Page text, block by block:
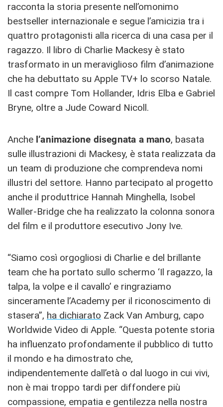
racconta la storia presente nell’omonimo
bestseller internazionale e segue l’amicizia tra i
quattro protagonisti alla ricerca di una casa per il
ragazzo. Il libro di Charlie Mackesy è stato
trasformato in un meraviglioso film d’animazione
che ha debuttato su Apple TV+ lo scorso Natale.
Il cast compre Tom Hollander, Idris Elba e Gabriel
Bryne, oltre a Jude Coward Nicoll.
Anche l’animazione disegnata a mano, basata
sulle illustrazioni di Mackesy, è stata realizzata da
un team di produzione che comprendeva nomi
illustri del settore. Hanno partecipato al progetto
anche il produttrice Hannah Minghella, Isobel
Waller-Bridge che ha realizzato la colonna sonora
del film e il produttore esecutivo Jony Ive.
“Siamo così orgogliosi di Charlie e del brillante
team che ha portato sullo schermo ‘Il ragazzo, la
talpa, la volpe e il cavallo’ e ringraziamo
sinceramente l’Academy per il riconoscimento di
stasera”, ha dichiarato Zack Van Amburg, capo
Worldwide Video di Apple. “Questa potente storia
ha influenzato profondamente il pubblico di tutto
il mondo e ha dimostrato che,
indipendentemente dall’età o dal luogo in cui vivi,
non è mai troppo tardi per diffondere più
compassione, empatia e gentilezza nella nostra